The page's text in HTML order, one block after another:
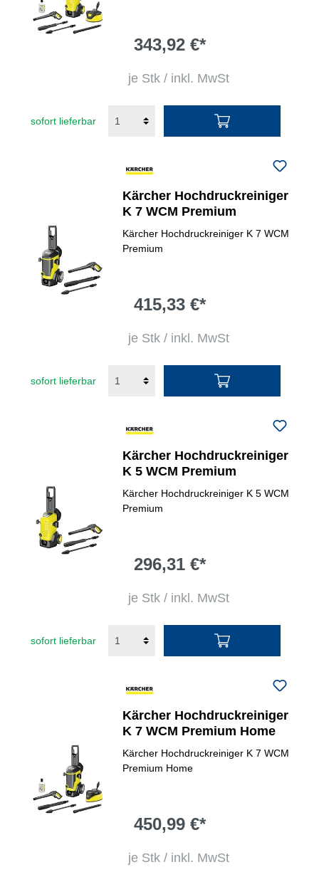
343,92 €*
je Stk / inkl. MwSt
sofort lieferbar
Kärcher Hochdruckreiniger
K 7 WCM Premium
Kärcher Hochdruckreiniger K 7 WCM
Premium
415,33 €*
je Stk / inkl. MwSt
sofort lieferbar
Kärcher Hochdruckreiniger
K 5 WCM Premium
Kärcher Hochdruckreiniger K 5 WCM
Premium
296,31 €*
je Stk / inkl. MwSt
sofort lieferbar
Kärcher Hochdruckreiniger
K 7 WCM Premium Home
Kärcher Hochdruckreiniger K 7 WCM
Premium Home
450,99 €*
je Stk / inkl. MwSt